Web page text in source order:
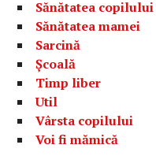
Sănătatea copilului
Sănătatea mamei
Sarcină
Școală
Timp liber
Util
Vârsta copilului
Voi fi mămică